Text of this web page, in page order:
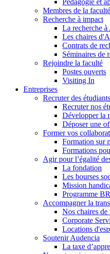
Pédagogie et
Membres de la faculté
Recherche à impact
La recherche à
Les chaires
Contrats de
Séminaires de
Rejoindre la faculté
Postes ouverts
Visiting In
Entreprises
Recruter des
Recruter nos
Développer la
Déposer une
Former vos
Formation sur
Formations
Agir pour l’égalité
La fondation
Les bourses
Mission
Programme
Accompagner la
Nos chaires de
Corporate
Locations
Soutenir Audencia
La taxe